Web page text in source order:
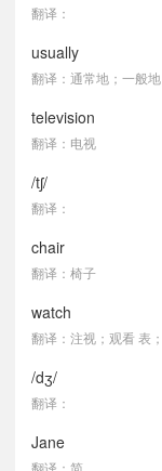
翻译：
usually
翻译：通常地；一般地
television
翻译：电视
/tʃ/
翻译：
chair
翻译：椅子
watch
翻译：注视；观看 表
/dʒ/
翻译：
Jane
翻译：简